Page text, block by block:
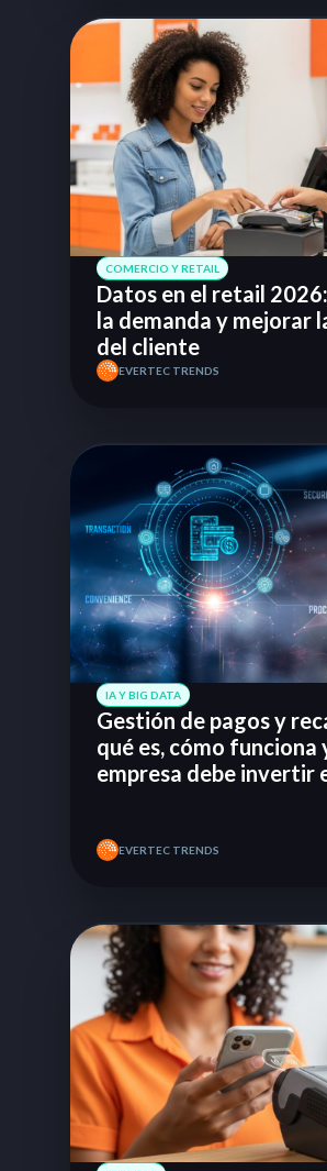
COMERCIO Y RETAIL
Datos en el retail
la demanda y mejorar
del cliente
EVERTEC TRENDS
IA Y BIG DATA
Gestión de pagos y
qué es, cómo funciona
empresa debe invertir
EVERTEC TRENDS